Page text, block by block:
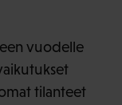
vuodelle
tilanteet